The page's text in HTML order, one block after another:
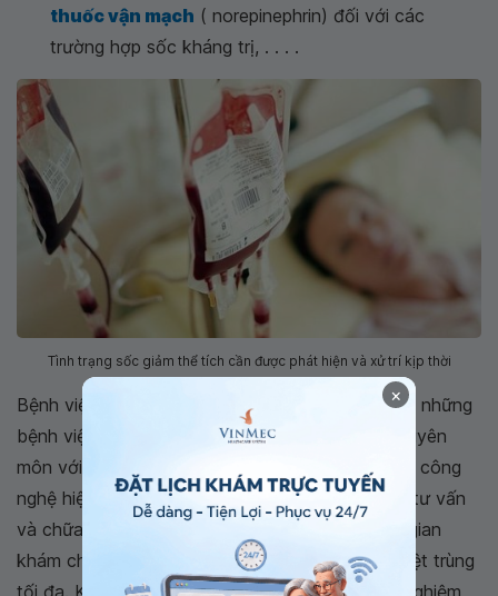
thuốc vận mạch ( norepinephrin) đối với các
trường hợp sốc kháng trị, . . . .
Tình trạng sốc giảm thể tích cần được phát hiện và xử trí kịp thời
Bệnh viện Đa khoa Quốc tế Vinmec là một trong những
bệnh viện không những đảm bảo chất lượng chuyên
môn với đội ngũ y bác sĩ, hệ thống trang thiết bị công
nghệ hiện đại mà còn nổi bật với dịch vụ khám, tư vấn
và chữa bệnh toàn diện, chuyên nghiệp; không gian
khám chữa bệnh văn minh, lịch sự, an toàn và tiệt trùng
tối đa. Khách hàng khi chọn thực hiện các xét nghiệm
×